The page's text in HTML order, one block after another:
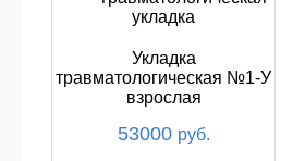
Укладка
травматологическая №1-У
взрослая
53000 руб.